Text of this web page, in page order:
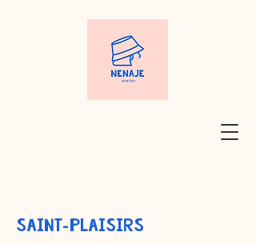
saint-PLAISIRS